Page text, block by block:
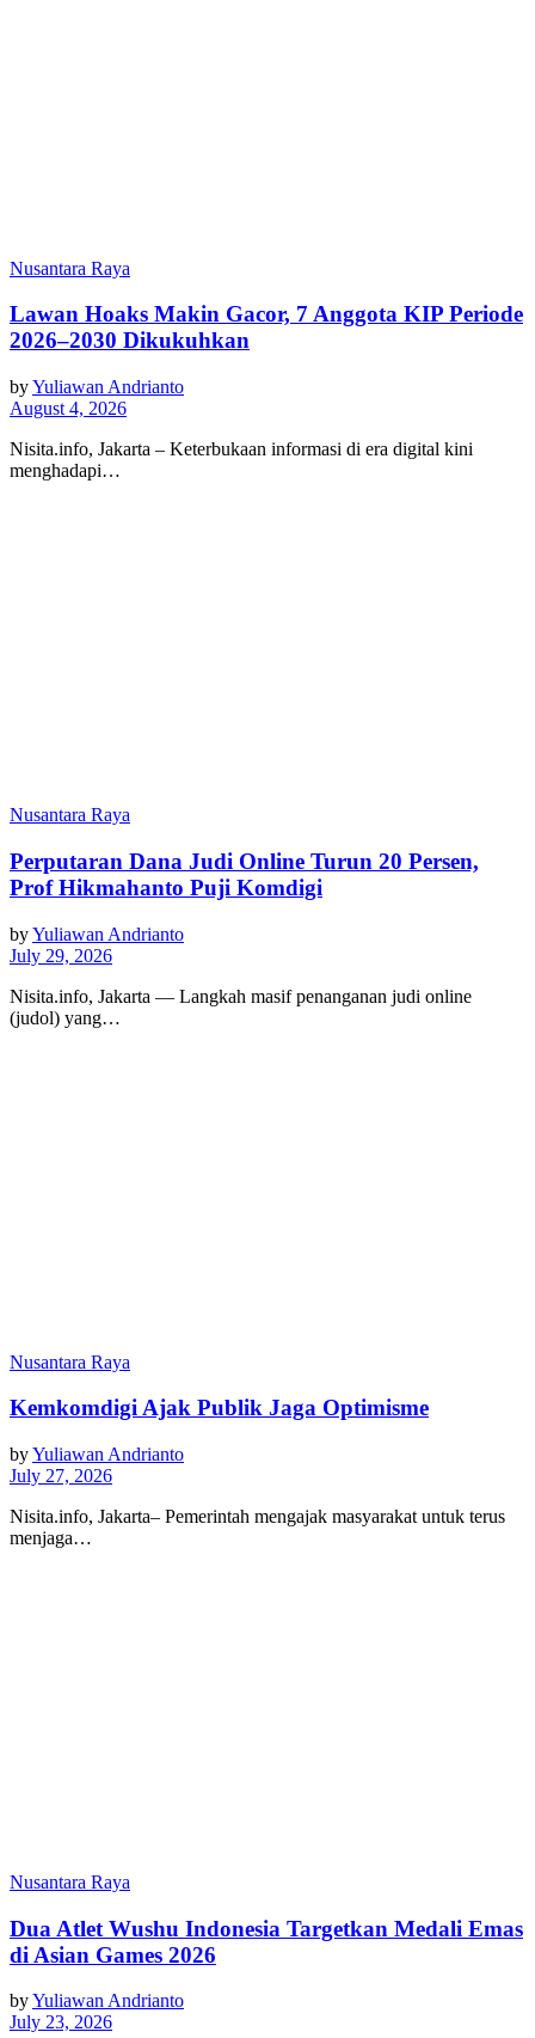
Nusantara Raya
Lawan Hoaks Makin Gacor, 7 Anggota KIP Periode
2026–2030 Dikukuhkan
byYuliawan Andrianto
August 4, 2026
Nisita.info, Jakarta – Keterbukaan informasi di era digital kini
menghadapi…
Nusantara Raya
Perputaran Dana Judi Online Turun 20 Persen,
Prof Hikmahanto Puji Komdigi
byYuliawan Andrianto
July 29, 2026
Nisita.info, Jakarta — Langkah masif penanganan judi online
(judol) yang…
Nusantara Raya
Kemkomdigi Ajak Publik Jaga Optimisme
byYuliawan Andrianto
July 27, 2026
Nisita.info, Jakarta– Pemerintah mengajak masyarakat untuk terus
menjaga…
Nusantara Raya
Dua Atlet Wushu Indonesia Targetkan Medali Emas
di Asian Games 2026
byYuliawan Andrianto
July 23, 2026